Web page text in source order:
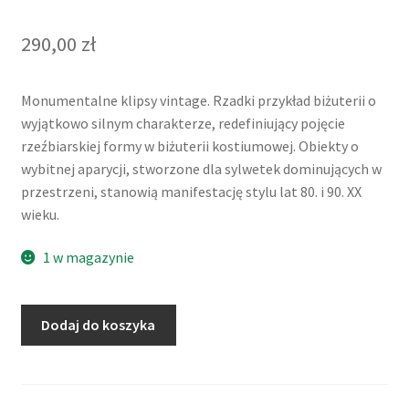
290,00 zł
Monumentalne klipsy vintage. Rzadki przykład biżuterii o
wyjątkowo silnym charakterze, redefiniujący pojęcie
rzeźbiarskiej formy w biżuterii kostiumowej. Obiekty o
wybitnej aparycji, stworzone dla sylwetek dominujących w
przestrzeni, stanowią manifestację stylu lat 80. i 90. XX
wieku.
1 w magazynie
Dodaj do koszyka